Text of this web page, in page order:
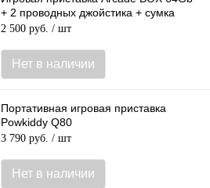
+ 2 проводных джойстика + сумка
2 500 руб. / шт
Нет в наличии
Портативная игровая приставка
Powkiddy Q80
3 790 руб. / шт
Нет в наличии